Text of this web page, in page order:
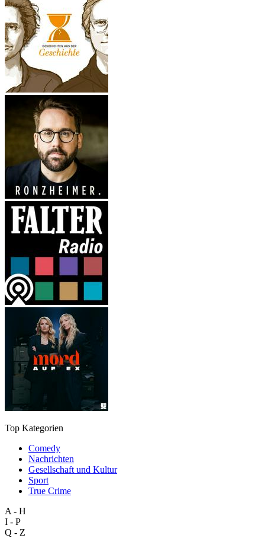
Top Kategorien
Comedy
Nachrichten
Gesellschaft und Kultur
Sport
True Crime
A - H
I - P
Q - Z